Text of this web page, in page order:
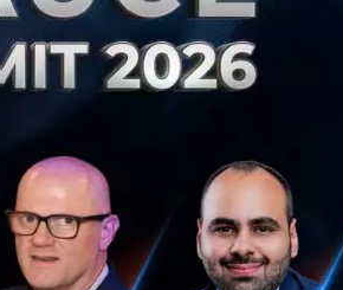
งดอาหารเสริม งดดื่มชา
ยงพอ โดยนอนครบ 8